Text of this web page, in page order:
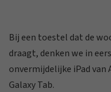
Bij een toestel dat de
draagt, denken we in
onvermijdelijke iPad van
Galaxy Tab.